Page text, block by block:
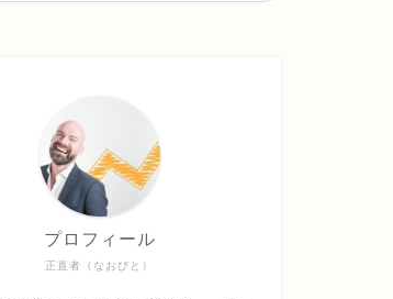
正直者（なおびと）
プロフィール